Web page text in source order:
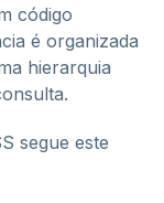
código
é organizada
hierarquia
segue este